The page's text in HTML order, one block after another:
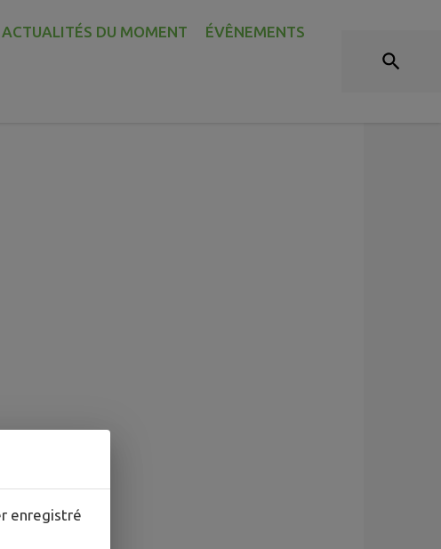
ACTUALITÉS DU MOMENT ÉVÊNEMENTS
TOURISME ET CURIOSITÉS
enregistré